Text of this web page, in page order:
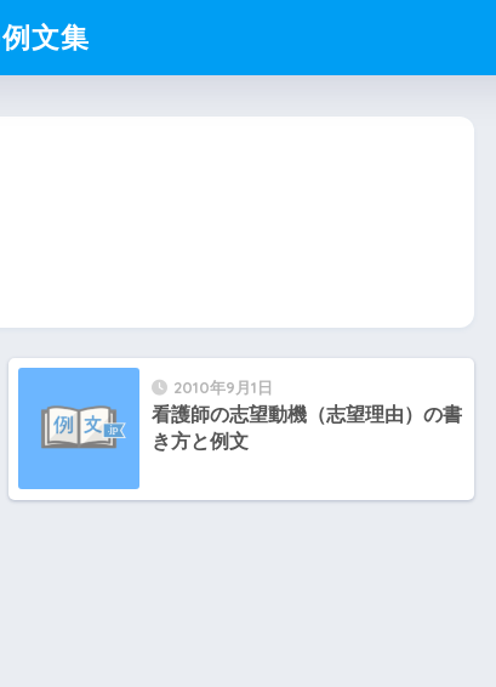
文集
2010年9月1日
看護師の志望動機（志望理由）の書
き方と例文